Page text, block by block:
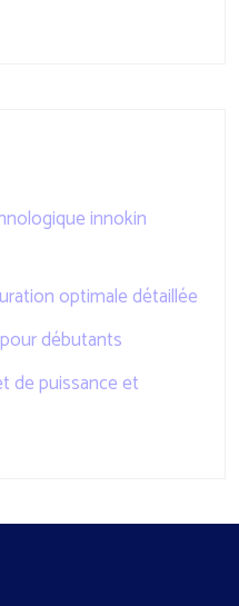
innokin
optimale détaillée
débutants
de puissance et